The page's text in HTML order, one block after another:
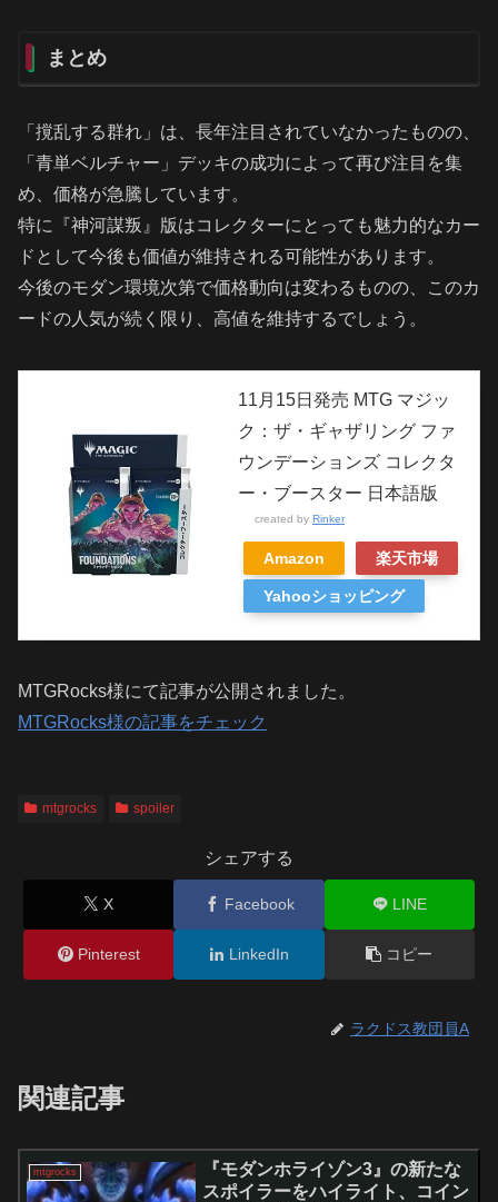
まとめ
「撹乱する群れ」は、長年注目されていなかったものの、
「青単ベルチャー」デッキの成功によって再び注目を集
め、価格が急騰しています。
特に『神河謀叛』版はコレクターにとっても魅力的なカー
ドとして今後も価値が維持される可能性があります。
今後のモダン環境次第で価格動向は変わるものの、このカ
ードの人気が続く限り、高値を維持するでしょう。
11月15日発売 MTG マジッ
ク：ザ・ギャザリング ファ
ウンデーションズ コレクタ
ー・ブースター 日本語版
created by Rinker
Amazon 楽天市場
Yahooショッピング
MTGRocks様にて記事が公開されました。
MTGRocks様の記事をチェック
mtgrocks spoiler
シェアする
X Facebook LINE
Pinterest LinkedIn コピー
ラクドス教団員A
関連記事
mtgrocks
『モダンホライゾン3』の新たな
スポイラーをハイライト、コイン